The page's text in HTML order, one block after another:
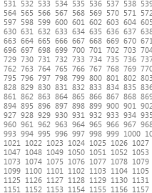
531 532 533 534 535 536 537 538
564 565 566 567 568 569 570 571
597 598 599 600 601 602 603 604
630 631 632 633 634 635 636 637
663 664 665 666 667 668 669 670
696 697 698 699 700 701 702 703
729 730 731 732 733 734 735 736
762 763 764 765 766 767 768 769
795 796 797 798 799 800 801 802
828 829 830 831 832 833 834 835
861 862 863 864 865 866 867 868
894 895 896 897 898 899 900 901
927 928 929 930 931 932 933 934
960 961 962 963 964 965 966 967
993 994 995 996 997 998 999 1000
1021 1022 1023 1024 1025 1026 1027
1047 1048 1049 1050 1051 1052
1053
1073 1074 1075 1076 1077 1078 1079
1099 1100 1101 1102 1103 1104 1105
1125 1126 1127 1128 1129 1130 1131
1151 1152 1153 1154 1155 1156 1157